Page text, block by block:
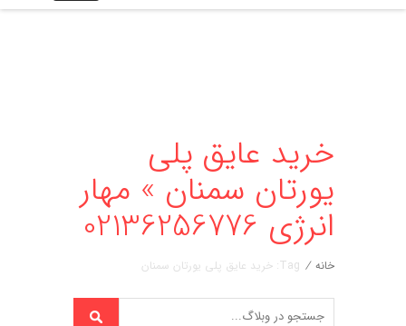
خرید عایق پلی
یورتان سمنان » مهار
انرژی 02136256776
خانه / Tag: خرید عایق پلی یورتان سمنان